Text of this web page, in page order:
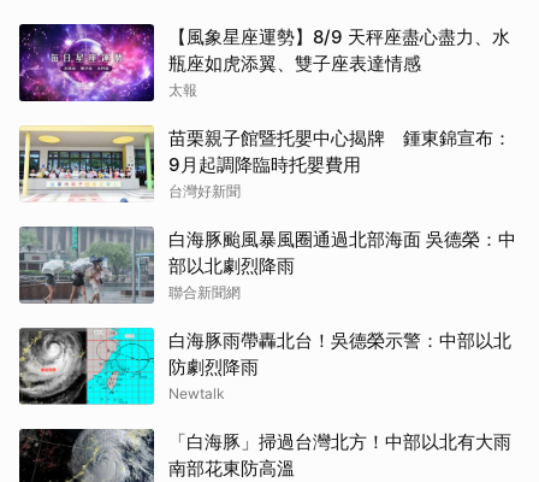
【風象星座運勢】8/9 天秤座盡心盡力、水
瓶座如虎添翼、雙子座表達情感
太報
苗栗親子館暨托嬰中心揭牌 鍾東錦宣布：
9月起調降臨時托嬰費用
台灣好新聞
白海豚颱風暴風圈通過北部海面 吳德榮：中
部以北劇烈降雨
聯合新聞網
白海豚雨帶轟北台！吳德榮示警：中部以北
防劇烈降雨
Newtalk
「白海豚」掃過台灣北方！中部以北有大雨
南部花東防高溫